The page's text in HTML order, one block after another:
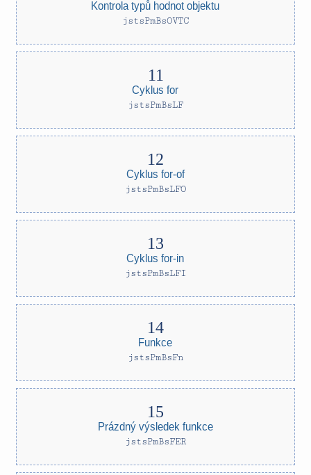
Kontrola typů hodnot objektu
jstsPmBsOVTC
Cyklus for
jstsPmBsLF
Cyklus for-of
jstsPmBsLFO
Cyklus for-in
jstsPmBsLFI
Funkce
jstsPmBsFn
Prázdný výsledek funkce
jstsPmBsFER